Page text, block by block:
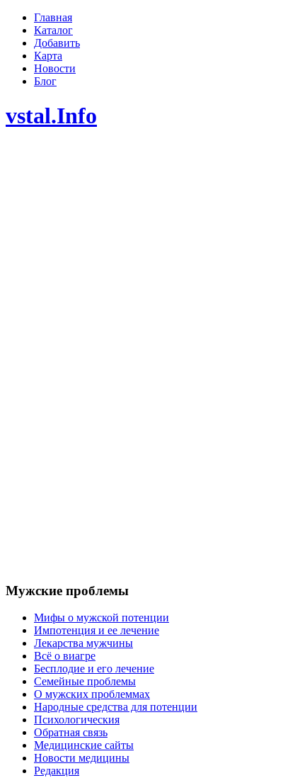
Главная
Каталог
Добавить
Карта
Новости
Блог
vstal.Info
Мужские проблемы
Мифы о мужской потенции
Импотенция и ее лечение
Лекарства мужчины
Всё о виагре
Бесплодие и его лечение
Семейные проблемы
О мужских проблеммах
Народные средства для потенции
Психологическия
Обратная связь
Медицинские сайты
Новости медицины
Редакция